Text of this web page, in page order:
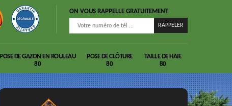
ON VOUS RAPPELLE GRATUITEMENT
POSE DE GAZON EN ROULEAU
80
POSE DE CLÔTURE
80
TAILLE DE HAIE
80